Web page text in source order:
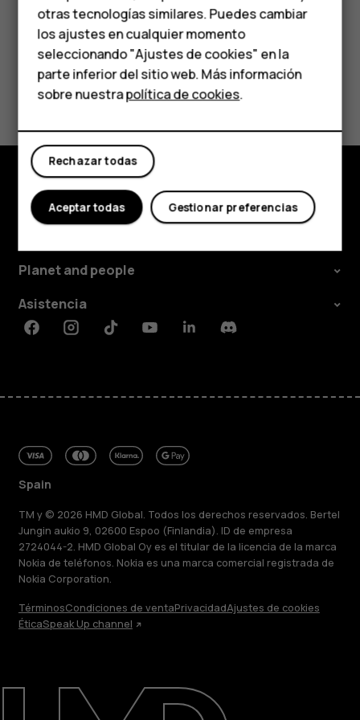
HMD Terra M
Para empresas
Tabletas
Tienda
Mi cuenta
Acerca de
¿Te ha parecido útil?
Sí No
Tienda
Planet and people
Asistencia
FacebookInstagramTiktokYoutubeLinkedinDiscord
Spain
TM y © 2026 HMD Global. Todos los derechos reservados. Bertel
Jungin aukio 9, 02600 Espoo (Finlandia). ID de empresa
2724044-2. HMD Global Oy es el titular de la licencia de la marca
Nokia de teléfonos. Nokia es una marca comercial registrada de
Nokia Corporation.
TérminosCondiciones de ventaPrivacidadAjustes de cookies
ÉticaSpeak Up channel
otras tecnologías similares. Puedes cambiar
los ajustes en cualquier momento
seleccionando "Ajustes de cookies" en la
parte inferior del sitio web. Más información
sobre nuestrapolítica de cookies.
Rechazar todas
Gestionar preferencias
Aceptar todas